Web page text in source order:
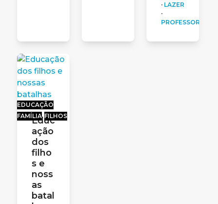
· LAZER
·
PROFESSORA
EDUCAÇÃO
FAMÍLIA FILHOS
Educ
ação
dos
filho
s e
noss
as
batal